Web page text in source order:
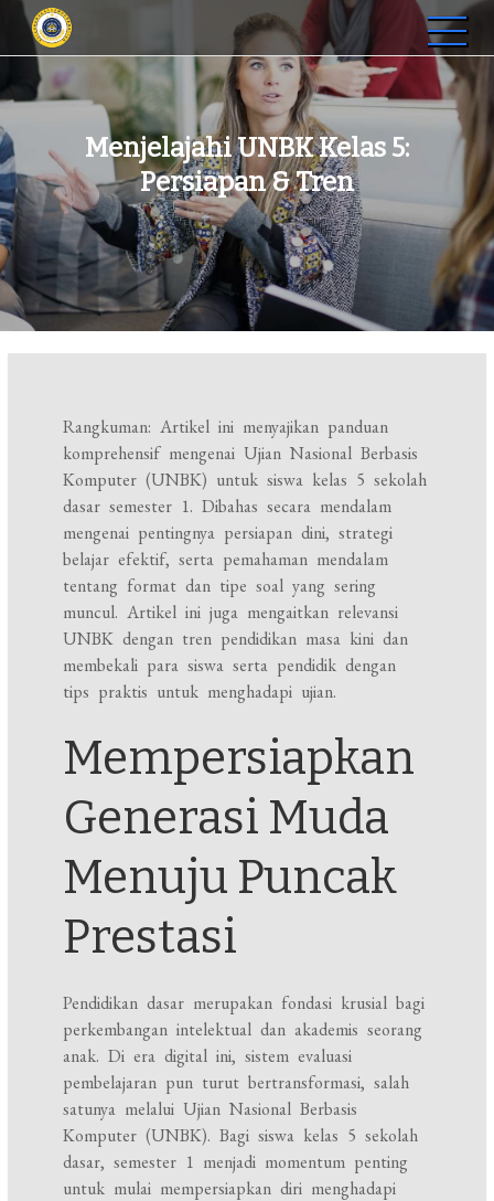
Skip
contentSTIP Graha Karya Muara
Bulian
Membangun SDM Profesional di Jambi
Menjelajahi UNBK Kelas 5:
Persiapan & Tren
Rangkuman: Artikel ini menyajikan panduan
komprehensif mengenai Ujian Nasional Berbasis
Komputer (UNBK) untuk siswa kelas 5 sekolah
dasar semester 1. Dibahas secara mendalam
mengenai pentingnya persiapan dini, strategi
belajar efektif, serta pemahaman mendalam
tentang format dan tipe soal yang sering
muncul. Artikel ini juga mengaitkan relevansi
UNBK dengan tren pendidikan masa kini dan
membekali para siswa serta pendidik dengan
tips praktis untuk menghadapi ujian.
Mempersiapkan
Generasi Muda
Menuju Puncak
Prestasi
Pendidikan dasar merupakan fondasi krusial bagi
perkembangan intelektual dan akademis seorang
anak. Di era digital ini, sistem evaluasi
pembelajaran pun turut bertransformasi, salah
satunya melalui Ujian Nasional Berbasis
Komputer (UNBK). Bagi siswa kelas 5 sekolah
dasar, semester 1 menjadi momentum penting
untuk mulai mempersiapkan diri menghadapi